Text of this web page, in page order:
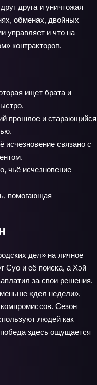
друга и уничтожая
обменах, двойных
управляет и что на
контракторов.
ищет брата и
прошлое и старающийся
связано с
чьё исчезновение
помогающая
дел» на личное
Суо и её поиска, а Хэй
за свои решения.
«дел недели»,
Сезон
людей как
здесь ощущается